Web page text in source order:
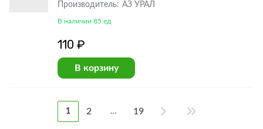
Производитель: АЗ УРАЛ
В наличии 85 ед
110 ₽
В корзину
1 2 … 19